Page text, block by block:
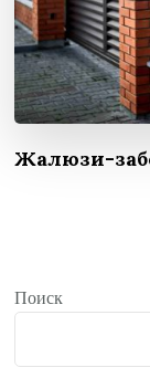
Жалюзи-
Поиск